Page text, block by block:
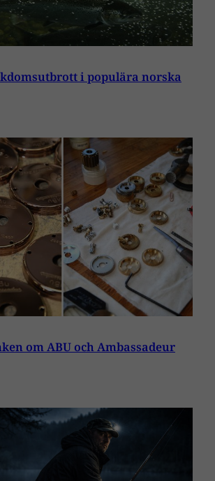
i populära norska
om ABU och Ambassadeur